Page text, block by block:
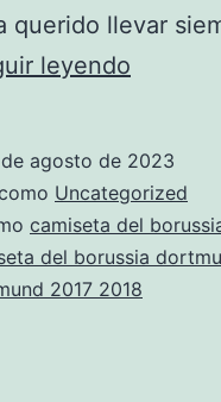
querido llevar
leyendo
BVB09
2023/
agosto de 2023
Uncategorized
camiseta del
del borussia
2017 2018